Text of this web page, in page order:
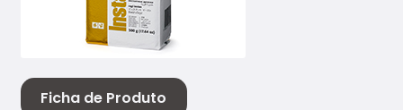
Ficha de Produto